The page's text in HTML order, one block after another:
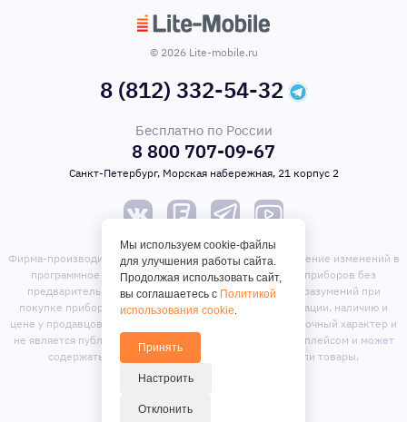
© 2026 Lite-mobile.ru
8 (812) 332-54-32
Бесплатно по России
8 800 707-09-67
Санкт-Петербург, Морская набережная, 21 корпус 2
Фирма-производитель оставляет за собой право на внесение изменений в
программное обеспечение, дизайн и комплектацию приборов без
предварительного уведомления. Во избежание недоразумений при
покупке приборов уточняйте информацию о комплектации, наличию и
цене у продавцов. Вся информация на сайте носит справочный характер и
не является публичной офертой. Сайт является маркет-плейсом и может
содержать предложения сторонних продавцов или товары,
отсутствующие на складе магазина.
Мы используем cookie-файлы
для улучшения работы сайта.
Продолжая использовать сайт,
вы соглашаетесь с Политикой
использования cookie.
Принять
Настроить
Отклонить